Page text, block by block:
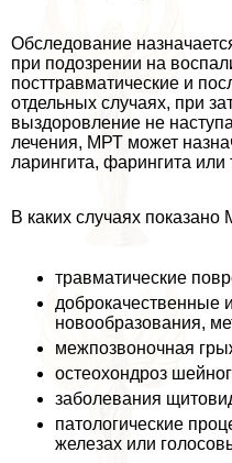
Обследование
при подозрении на
посттравматические и
отдельных случаях, при
выздоровление не
лечения, МРТ может
ларингита, фарингита или
В каких случаях показано
травматические
доброкачественные
новообразования,
межпозвоночная
остеохондроз
заболевания
патологические
железах или